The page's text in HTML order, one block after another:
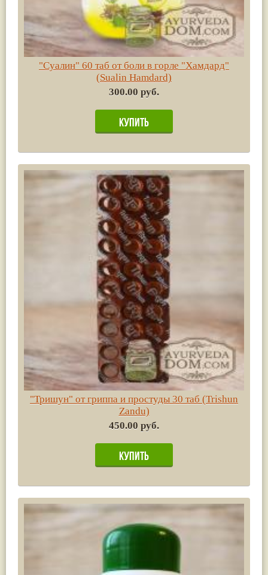
"Суалин" 60 таб от боли в горле "Хамдард"
(Sualin Hamdard)
300.00 руб.
"Тришун" от гриппа и простуды 30 таб (Trishun
Zandu)
450.00 руб.